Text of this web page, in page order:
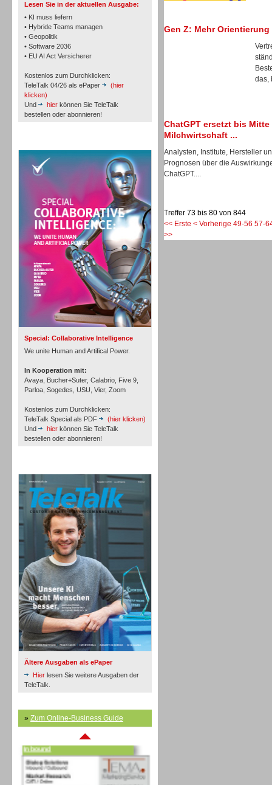
Lesen Sie in der aktuellen Ausgabe:
• KI muss liefern
• Hybride Teams managen
• Geopolitik
• Software 2036
• EU AI Act Versicherer
Kostenlos zum Durchklicken:
TeleTalk 04/26 als ePaper
(hier
klicken)
Und
hier können Sie TeleTalk
bestellen oder abonnieren!
Special: Collaborative Intelligence
We unite Human and Artifical Power.
In Kooperation mit:
Avaya, Bucher+Suter, Calabrio, Five 9,
Parloa, Sogedes, USU, Vier, Zoom
Kostenlos zum Durchklicken:
TeleTalk Special als PDF
(hier klicken)
Und
hier können Sie TeleTalk
bestellen oder abonnieren!
Ältere Ausgaben als ePaper
Hier lesen Sie weitere Ausgaben der
TeleTalk.
» Zum Online-Business Guide
Workforce-Management
Personal
Inbound
Inbound
Inbound
Gen Z: Mehr
das,
ChatGPT ersetzt bis
Milchwirtschaft ...
Analysten, Institute, Hersteller
Prognosen über die
ChatGPT....
Treffer 73 bis 80 von 844
<< Erste < Vorherige 49-56 57-
>>